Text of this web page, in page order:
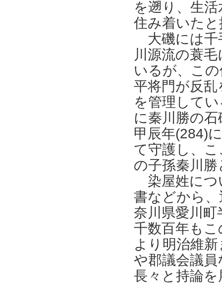
を遡り、生
住み着いた
大磯には千
川源流の蓑
いるが、こ
平将門が反
を管理して
に秦川勝の
甲辰年(284)
て守護し、
の子孫秦川
染屋姓につ
書などから
奈川県愛川
千数百年も
より明治維
や郡議会議
長々と持論